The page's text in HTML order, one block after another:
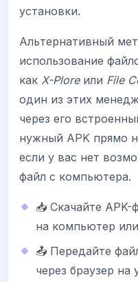
установки.
Альтернативный
использование
как X-Ploreили File
один из этих
через его
нужный APK прямо
если у вас нет
файл с компьютера.
📥 Скачайте
на компьютер
📤 Передайте
через браузер на